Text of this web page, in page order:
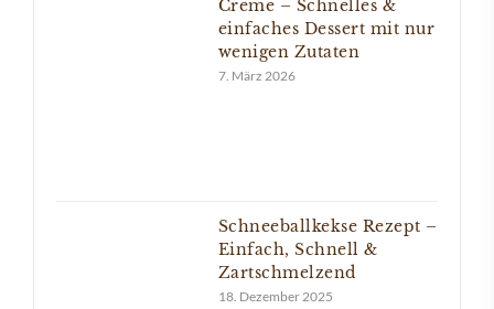
Creme – Schnelles &
einfaches Dessert mit nur
wenigen Zutaten
7. März 2026
Schneeballkekse Rezept –
Einfach, Schnell &
Zartschmelzend
18. Dezember 2025